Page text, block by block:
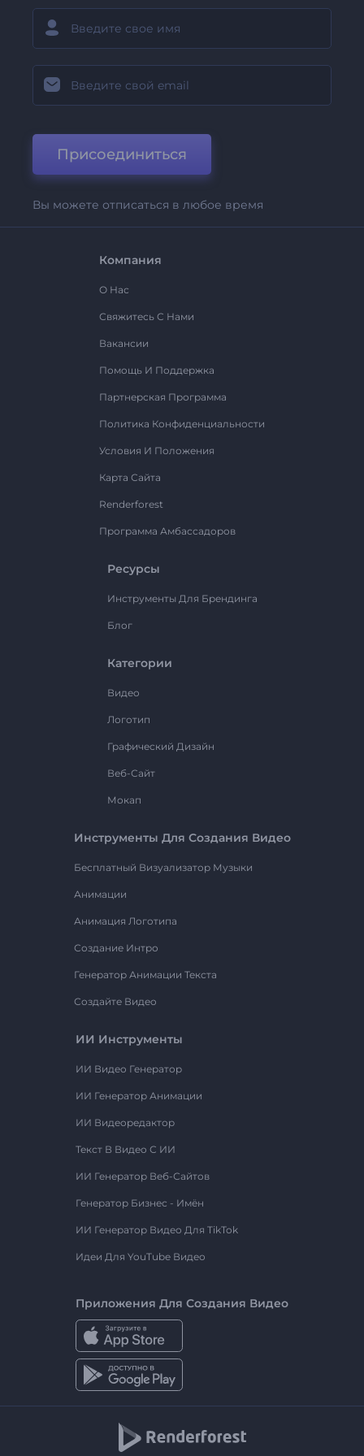
Присоединиться
Вы можете отписаться в любое время
Компания
О Нас
Свяжитесь С Нами
Вакансии
Помощь И Поддержка
Партнерская Программа
Политика Конфиденциальности
Условия И Положения
Карта Сайта
Renderforest
Программа Амбассадоров
Ресурсы
Инструменты Для Брендинга
Блог
Категории
Видео
Логотип
Графический Дизайн
Веб-Сайт
Мокап
Инструменты Для Создания Видео
Бесплатный Визуализатор Музыки
Анимации
Анимация Логотипа
Создание Интро
Генератор Анимации Текста
Создайте Видео
ИИ Инструменты
ИИ Видео Генератор
ИИ Генератор Анимации
ИИ Видеоредактор
Текст В Видео С ИИ
ИИ Генератор Веб-Сайтов
Генератор Бизнес - Имён
ИИ Генератор Видео Для TikTok
Идеи Для YouTube Видео
Приложения Для Создания Видео